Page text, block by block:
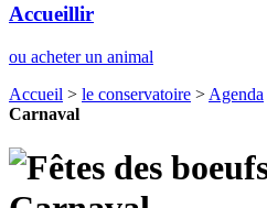
Accueillir
ou acheter un animal
Accueil > le conservatoire > Agenda
Carnaval